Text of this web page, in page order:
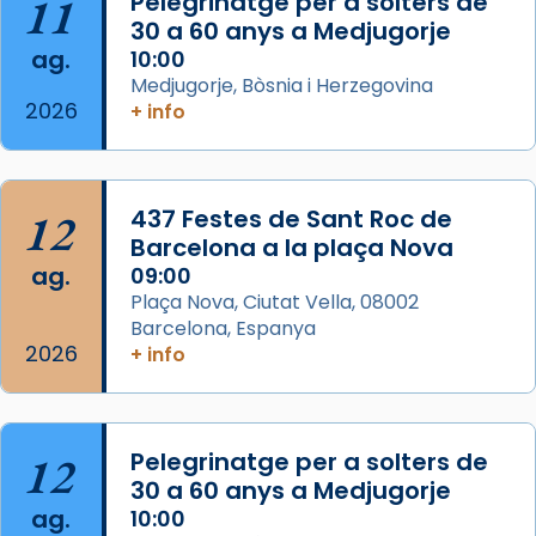
Photo
View on Facebook ·
Jaume, fill de Zebedeu, és juntament amb el
seu germà Joan i Pere un dels que
acompanyava més de prop Jesús.
Segons el llibre dels Fets (12,2) fou el primer
apòstol màrtir, decapitat a Jerusalem per
Herodes Agripa (vers l'any 44).
Regnes castellans i més tard de tota
Espanya.
11
ag.
2026
30 a 60 anys a Medjugorje
10:00
Medjugorje, Bòsnia i Herzegovina
+ info
12
ag.
2026
437 Festes de Sant Roc de
Barcelona a la plaça Nova
09:00
Plaça Nova, Ciutat Vella, 08002
Barcelona, Espanya
+ info
12
ag.
Pelegrinatge per a solters de
30 a 60 anys a Medjugorje
10:00